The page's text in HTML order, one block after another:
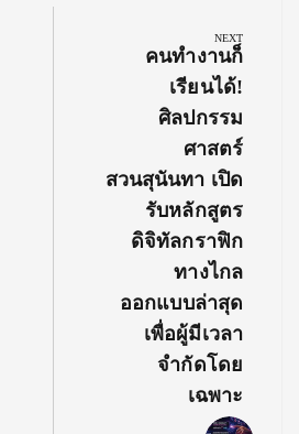
NEXT
Next
Post:
คนทำงานก็
เรียนได้!
ศิลปกรรม
ศาสตร์
สวนสุนันทา เปิด
รับหลักสูตร
ดิจิทัลกราฟิก
ทางไกล
ออกแบบล่าสุด
เพื่อผู้มีเวลา
จำกัดโดย
เฉพาะ